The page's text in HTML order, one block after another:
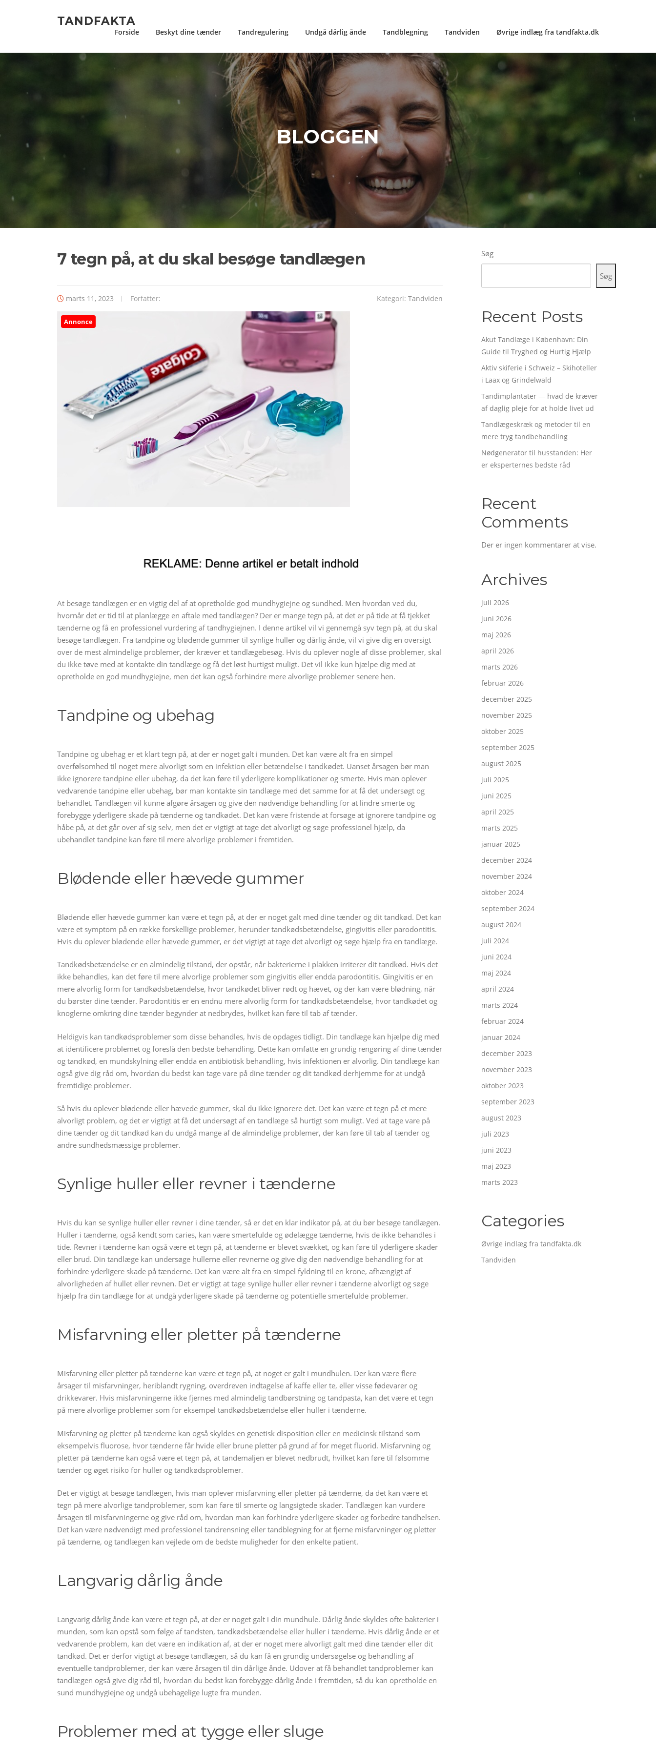
TANDFAKTA
Forside Beskyt dine tænder Tandregulering Undgå dårlig ånde Tandblegning Tandviden Øvrige indlæg fra tandfakta.dk
BLOGGEN
7 tegn på, at du skal besøge tandlægen
marts 11, 2023 Forfatter: Kategori: Tandviden
Annonce
At besøge tandlægen er en vigtig del af at opretholde god mundhygiejne og sundhed. Men hvordan ved du,
hvornår det er tid til at planlægge en aftale med tandlægen? Der er mange tegn på, at det er på tide at få tjekket
tænderne og få en professionel vurdering af tandhygiejnen. I denne artikel vil vi gennemgå syv tegn på, at du skal
besøge tandlægen. Fra tandpine og blødende gummer til synlige huller og dårlig ånde, vil vi give dig en oversigt
over de mest almindelige problemer, der kræver et tandlægebesøg. Hvis du oplever nogle af disse problemer, skal
du ikke tøve med at kontakte din tandlæge og få det løst hurtigst muligt. Det vil ikke kun hjælpe dig med at
opretholde en god mundhygiejne, men det kan også forhindre mere alvorlige problemer senere hen.
Tandpine og ubehag
Tandpine og ubehag er et klart tegn på, at der er noget galt i munden. Det kan være alt fra en simpel
overfølsomhed til noget mere alvorligt som en infektion eller betændelse i tandkødet. Uanset årsagen bør man
ikke ignorere tandpine eller ubehag, da det kan føre til yderligere komplikationer og smerte. Hvis man oplever
vedvarende tandpine eller ubehag, bør man kontakte sin tandlæge med det samme for at få det undersøgt og
behandlet. Tandlægen vil kunne afgøre årsagen og give den nødvendige behandling for at lindre smerte og
forebygge yderligere skade på tænderne og tandkødet. Det kan være fristende at forsøge at ignorere tandpine og
håbe på, at det går over af sig selv, men det er vigtigt at tage det alvorligt og søge professionel hjælp, da
ubehandlet tandpine kan føre til mere alvorlige problemer i fremtiden.
Blødende eller hævede gummer
Blødende eller hævede gummer kan være et tegn på, at der er noget galt med dine tænder og dit tandkød. Det kan
være et symptom på en række forskellige problemer, herunder tandkødsbetændelse, gingivitis eller parodontitis.
Hvis du oplever blødende eller hævede gummer, er det vigtigt at tage det alvorligt og søge hjælp fra en tandlæge.
Tandkødsbetændelse er en almindelig tilstand, der opstår, når bakterierne i plakken irriterer dit tandkød. Hvis det
ikke behandles, kan det føre til mere alvorlige problemer som gingivitis eller endda parodontitis. Gingivitis er en
mere alvorlig form for tandkødsbetændelse, hvor tandkødet bliver rødt og hævet, og der kan være blødning, når
du børster dine tænder. Parodontitis er en endnu mere alvorlig form for tandkødsbetændelse, hvor tandkødet og
knoglerne omkring dine tænder begynder at nedbrydes, hvilket kan føre til tab af tænder.
Heldigvis kan tandkødsproblemer som disse behandles, hvis de opdages tidligt. Din tandlæge kan hjælpe dig med
at identificere problemet og foreslå den bedste behandling. Dette kan omfatte en grundig rengøring af dine tænder
og tandkød, en mundskylning eller endda en antibiotisk behandling, hvis infektionen er alvorlig. Din tandlæge kan
også give dig råd om, hvordan du bedst kan tage vare på dine tænder og dit tandkød derhjemme for at undgå
fremtidige problemer.
Så hvis du oplever blødende eller hævede gummer, skal du ikke ignorere det. Det kan være et tegn på et mere
alvorligt problem, og det er vigtigt at få det undersøgt af en tandlæge så hurtigt som muligt. Ved at tage vare på
dine tænder og dit tandkød kan du undgå mange af de almindelige problemer, der kan føre til tab af tænder og
andre sundhedsmæssige problemer.
Synlige huller eller revner i tænderne
Hvis du kan se synlige huller eller revner i dine tænder, så er det en klar indikator på, at du bør besøge tandlægen.
Huller i tænderne, også kendt som caries, kan være smertefulde og ødelægge tænderne, hvis de ikke behandles i
tide. Revner i tænderne kan også være et tegn på, at tænderne er blevet svækket, og kan føre til yderligere skader
eller brud. Din tandlæge kan undersøge hullerne eller revnerne og give dig den nødvendige behandling for at
forhindre yderligere skade på tænderne. Det kan være alt fra en simpel fyldning til en krone, afhængigt af
alvorligheden af ​​hullet eller revnen. Det er vigtigt at tage synlige huller eller revner i tænderne alvorligt og søge
hjælp fra din tandlæge for at undgå yderligere skade på tænderne og potentielle smertefulde problemer.
Misfarvning eller pletter på tænderne
Misfarvning eller pletter på tænderne kan være et tegn på, at noget er galt i mundhulen. Der kan være flere
årsager til misfarvninger, heriblandt rygning, overdreven indtagelse af kaffe eller te, eller visse fødevarer og
drikkevarer. Hvis misfarvningerne ikke fjernes med almindelig tandbørstning og tandpasta, kan det være et tegn
på mere alvorlige problemer som for eksempel tandkødsbetændelse eller huller i tænderne.
Misfarvning og pletter på tænderne kan også skyldes en genetisk disposition eller en medicinsk tilstand som
eksempelvis fluorose, hvor tænderne får hvide eller brune pletter på grund af for meget fluorid. Misfarvning og
pletter på tænderne kan også være et tegn på, at tandemaljen er blevet nedbrudt, hvilket kan føre til følsomme
tænder og øget risiko for huller og tandkødsproblemer.
Det er vigtigt at besøge tandlægen, hvis man oplever misfarvning eller pletter på tænderne, da det kan være et
tegn på mere alvorlige tandproblemer, som kan føre til smerte og langsigtede skader. Tandlægen kan vurdere
årsagen til misfarvningerne og give råd om, hvordan man kan forhindre yderligere skader og forbedre tandhelsen.
Det kan være nødvendigt med professionel tandrensning eller tandblegning for at fjerne misfarvninger og pletter
på tænderne, og tandlægen kan vejlede om de bedste muligheder for den enkelte patient.
Langvarig dårlig ånde
Langvarig dårlig ånde kan være et tegn på, at der er noget galt i din mundhule. Dårlig ånde skyldes ofte bakterier i
munden, som kan opstå som følge af tandsten, tandkødsbetændelse eller huller i tænderne. Hvis dårlig ånde er et
vedvarende problem, kan det være en indikation af, at der er noget mere alvorligt galt med dine tænder eller dit
tandkød. Det er derfor vigtigt at besøge tandlægen, så du kan få en grundig undersøgelse og behandling af
eventuelle tandproblemer, der kan være årsagen til din dårlige ånde. Udover at få behandlet tandproblemer kan
tandlægen også give dig råd til, hvordan du bedst kan forebygge dårlig ånde i fremtiden, så du kan opretholde en
sund mundhygiejne og undgå ubehagelige lugte fra munden.
Problemer med at tygge eller sluge
Søg
Søg
Recent Posts
Akut Tandlæge i København: Din
Guide til Tryghed og Hurtig Hjælp
Aktiv skiferie i Schweiz – Skihoteller
i Laax og Grindelwald
Tandimplantater — hvad de kræver
af daglig pleje for at holde livet ud
Tandlægeskræk og metoder til en
mere tryg tandbehandling
Nødgenerator til husstanden: Her
er eksperternes bedste råd
Recent
Comments
Der er ingen kommentarer at vise.
Archives
juli 2026
juni 2026
maj 2026
april 2026
marts 2026
februar 2026
december 2025
november 2025
oktober 2025
september 2025
august 2025
juli 2025
juni 2025
april 2025
marts 2025
januar 2025
december 2024
november 2024
oktober 2024
september 2024
august 2024
juli 2024
juni 2024
maj 2024
april 2024
marts 2024
februar 2024
januar 2024
december 2023
november 2023
oktober 2023
september 2023
august 2023
juli 2023
juni 2023
maj 2023
marts 2023
Categories
Øvrige indlæg fra tandfakta.dk
Tandviden